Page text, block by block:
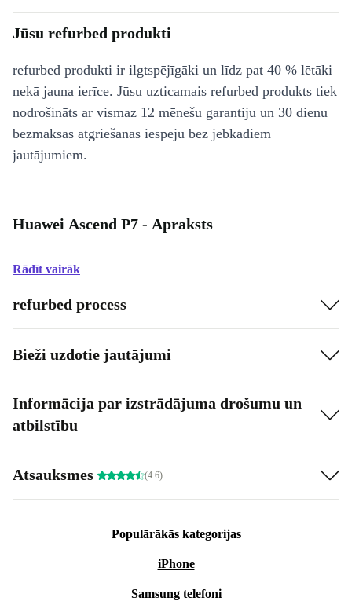
Jūsu refurbed produkti
refurbed produkti ir ilgtspējīgāki un līdz pat 40 % lētāki
nekā jauna ierīce. Jūsu uzticamais refurbed produkts tiek
nodrošināts ar vismaz 12 mēnešu garantiju un 30 dienu
bezmaksas atgriešanas iespēju bez jebkādiem
jautājumiem.
Huawei Ascend P7 - Apraksts
Rādīt vairāk
refurbed process
Bieži uzdotie jautājumi
Informācija par izstrādājuma drošumu un
atbilstību
Atsauksmes (4.6)
Populārākās kategorijas
iPhone
Samsung telefoni